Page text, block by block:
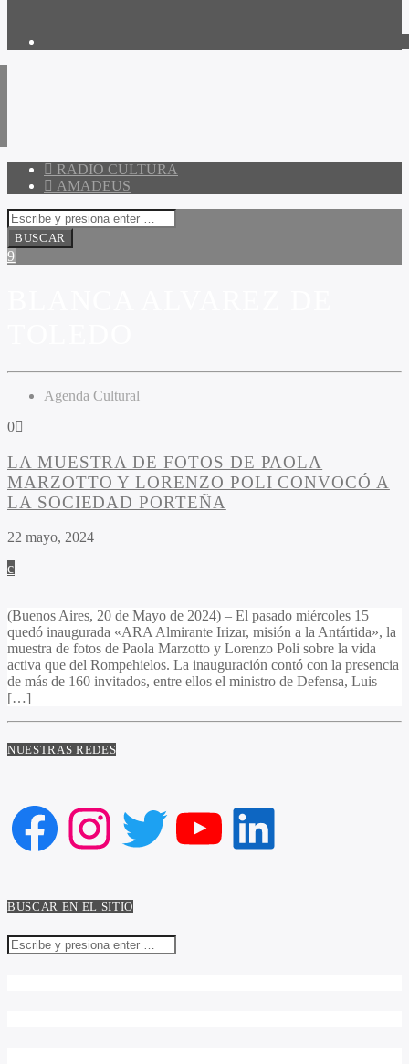
RADIO CULTURA
AMADEUS
Agenda Cultural
0
LA MUESTRA DE FOTOS DE PAOLA
MARZOTTO Y LORENZO POLI CONVOCÓ A
LA SOCIEDAD PORTEÑA
22 mayo, 2024
(Buenos Aires, 20 de Mayo de 2024) – El pasado miércoles 15
quedó inaugurada «ARA Almirante Irizar, misión a la Antártida», la
muestra de fotos de Paola Marzotto y Lorenzo Poli sobre la vida
activa que del Rompehielos. La inauguración contó con la presencia
de más de 160 invitados, entre ellos el ministro de Defensa, Luis
[…]
NUESTRAS REDES
Facebook
Instagram
Twitter
YouTube
LinkedIn
BUSCAR EN EL SITIO